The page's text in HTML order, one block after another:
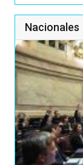
Nacionales